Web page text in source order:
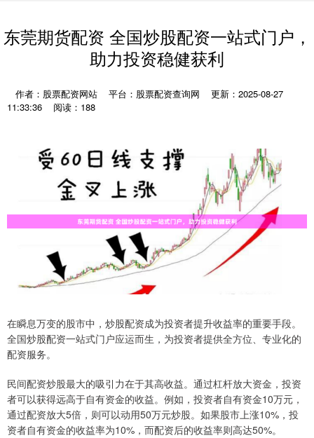
东莞期货配资 全国炒股配资一站式门户，
助力投资稳健获利
作者：股票配资网站 平台：股票配资查询网
更新：2025-08-27
11:33:36
阅读：188
在瞬息万变的股市中，炒股配资成为投资者提升收益率的重要手段。
全国炒股配资一站式门户应运而生，为投资者提供全方位、专业化的
配资服务。
民间配资炒股最大的吸引力在于其高收益。通过杠杆放大资金，投资
者可以获得远高于自有资金的收益。例如，投资者自有资金10万元，
通过配资放大5倍，则可以动用50万元炒股。如果股市上涨10%，投
资者自有资金的收益率为10%，而配资后的收益率则高达50%。